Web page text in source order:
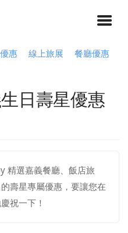
惠 線上旅展 餐廳優惠
日壽星優惠
精選嘉義餐廳、飯店旅
壽星專屬優惠，要讓您在
祝一下！